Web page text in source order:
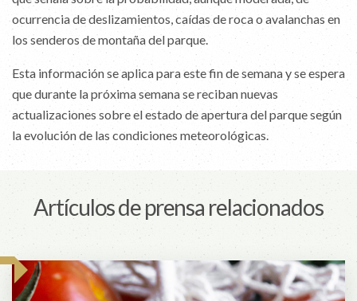
ocurrencia de deslizamientos, caídas de roca o avalanchas en
los senderos de montaña del parque.
Esta información se aplica para este fin de semana y se espera
que durante la próxima semana se reciban nuevas
actualizaciones sobre el estado de apertura del parque según
la evolución de las condiciones meteorológicas.
Artículos de prensa relacionados